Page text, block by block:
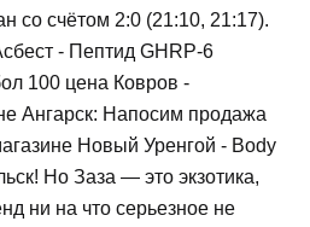
со счётом 2:0 (21:10, 21:17).
- Пептид GHRP-6
100 цена Ковров -
Ангарск: Напосим продажа
Новый Уренгой - Body
Но Заза — это экзотика,
ни на что серьезное не